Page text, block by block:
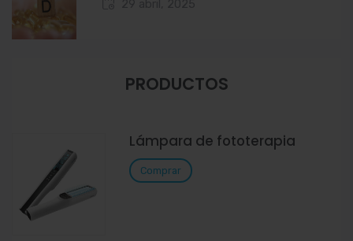
PRODUCTOS
Lámpara de fototerapia
Comprar